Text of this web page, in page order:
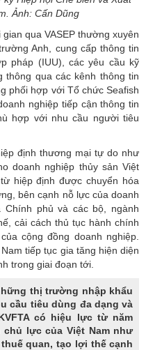
Ảnh: Cấn Dũng
qua VASEP thường xuyên
Anh, cung cấp thông tin
pháp (IUU), các yêu cầu kỹ
qua các kênh thông tin
phối hợp với Tổ chức Seafish
nghiệp tiếp cận thông tin
hợp với nhu cầu người tiêu
định thương mại tự do như
doanh nghiệp thủy sản Việt
hiệp định được chuyển hóa
bên cạnh nỗ lực của doanh
phủ và các bộ, ngành
cải cách thủ tục hành chính
cộng đồng doanh nghiệp.
tiếp tục gia tăng hiện diện
trong giai đoạn tới.
thị trường nhập khẩu
cầu tiêu dùng đa dạng và
có hiệu lực từ năm
chủ lực của Việt Nam như
quan, tạo lợi thế cạnh